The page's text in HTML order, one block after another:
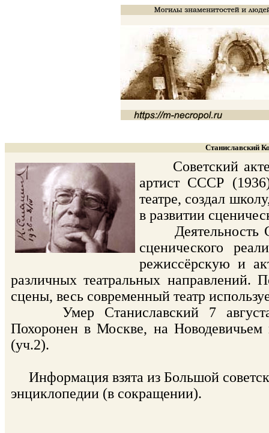
Станиславский
Советский актер,
артист СССР
театре, создал
в развитии
Деятельность
сценического
режиссёрскую и
различных театральных направлений.
сцены, весь современный театр
Умер Станиславский 7
Похоронен в Москве, на Новодевичьем
(уч.2).
Информация взята из Большой
энциклопедии (в сокращении).